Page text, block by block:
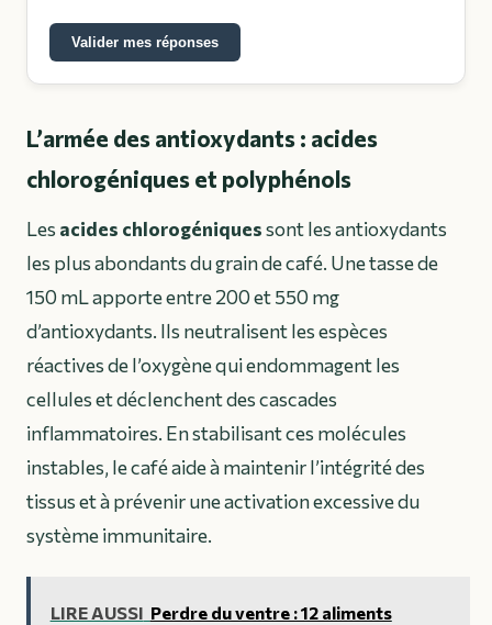
Valider mes réponses
L’armée des antioxydants : acides
chlorogéniques et polyphénols
Lesacides chlorogéniquessont les antioxydants
les plus abondants du grain de café. Une tasse de
150 mL apporte entre 200 et 550 mg
d’antioxydants. Ils neutralisent les espèces
réactives de l’oxygène qui endommagent les
cellules et déclenchent des cascades
inflammatoires. En stabilisant ces molécules
instables, le café aide à maintenir l’intégrité des
tissus et à prévenir une activation excessive du
système immunitaire.
LIRE AUSSI Perdre du ventre : 12 aliments